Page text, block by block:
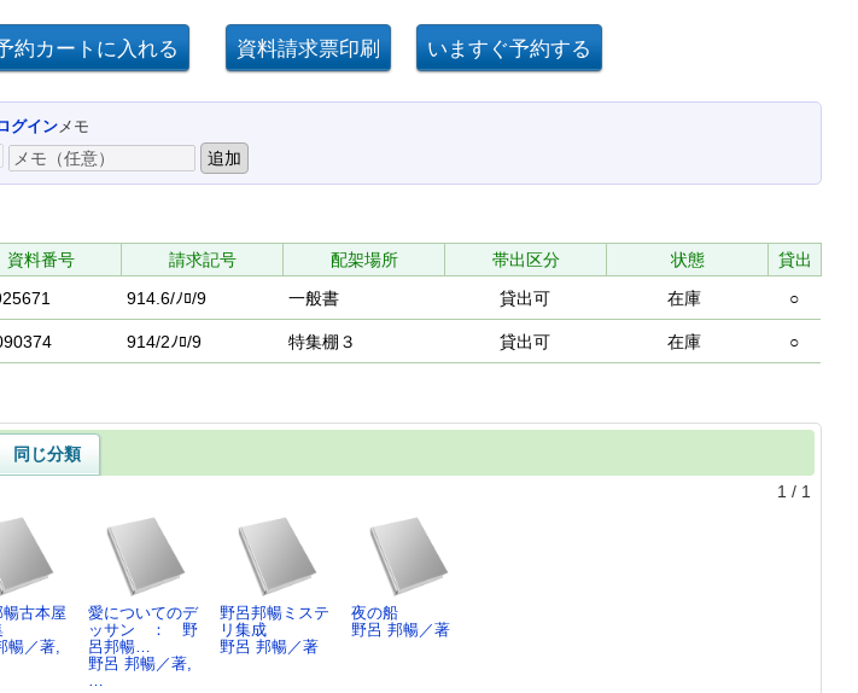
グインメモ
資料番号 請求記号 配架場所 帯出区分 状態
貸出
914.6/ﾉﾛ/9 一般書 貸出可 在庫 ○
914/2ﾉﾛ/9 特集棚３ 貸出可 在庫 ○
同じ分類
1 / 1
古本屋
暢／著,
愛についてのデ
ッサン ： 野
呂邦暢…
野呂 邦暢／著,
…
野呂邦暢ミステ
リ集成
野呂 邦暢／著
夜の船
野呂 邦暢／著